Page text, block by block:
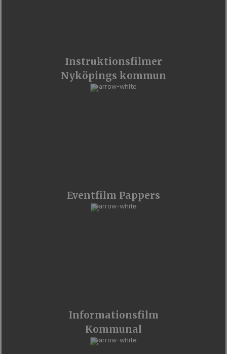
Instruktionsfilmer
Nyköpings kommun
Eventfilm Pappers
Informationsfilm
Kommunal